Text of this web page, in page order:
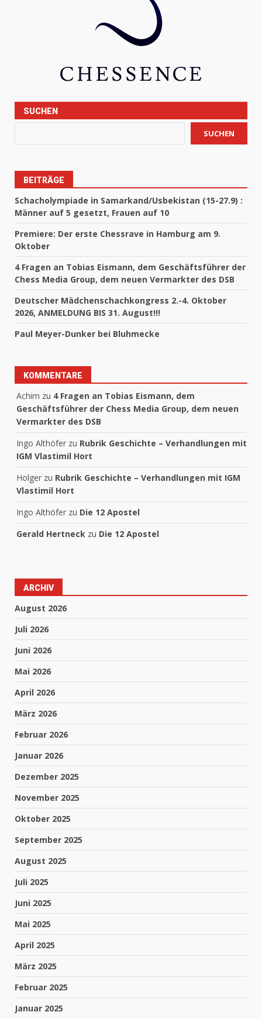
SUCHEN
SUCHEN
BEITRÄGE
Schacholympiade in Samarkand/Usbekistan (15-27.9) :
Männer auf 5 gesetzt, Frauen auf 10
Premiere: Der erste Chessrave in Hamburg am 9.
Oktober
4 Fragen an Tobias Eismann, dem Geschäftsführer der
Chess Media Group, dem neuen Vermarkter des DSB
Deutscher Mädchenschachkongress 2.-4. Oktober
2026, ANMELDUNG BIS 31. August!!!
Paul Meyer-Dunker bei Bluhmecke
KOMMENTARE
Achim zu 4 Fragen an Tobias Eismann, dem
Geschäftsführer der Chess Media Group, dem neuen
Vermarkter des DSB
Ingo Althöfer zu Rubrik Geschichte – Verhandlungen mit
IGM Vlastimil Hort
Holger zu Rubrik Geschichte – Verhandlungen mit IGM
Vlastimil Hort
Ingo Althöfer zu Die 12 Apostel
Gerald Hertneck zu Die 12 Apostel
ARCHIV
August 2026
Juli 2026
Juni 2026
Mai 2026
April 2026
März 2026
Februar 2026
Januar 2026
Dezember 2025
November 2025
Oktober 2025
September 2025
August 2025
Juli 2025
Juni 2025
Mai 2025
April 2025
März 2025
Februar 2025
Januar 2025